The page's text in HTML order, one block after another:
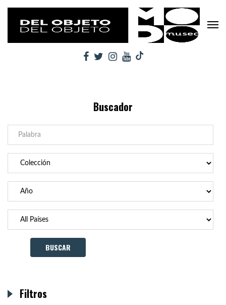
Buscador
Filtros